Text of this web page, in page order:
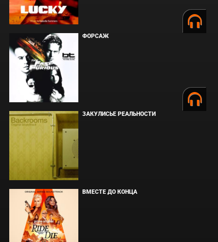
ФОРСАЖ
ЗАКУЛИСЬЕ РЕАЛЬНОСТИ
ВМЕСТЕ ДО КОНЦА